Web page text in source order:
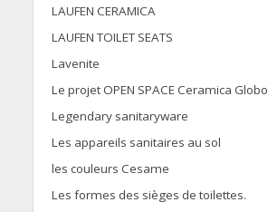
LAUFEN CERAMICA
LAUFEN TOILET SEATS
Lavenite
Le projet OPEN SPACE Ceramica Globo
Legendary sanitaryware
Les appareils sanitaires au sol
les couleurs Cesame
Les formes des sièges de toilettes.